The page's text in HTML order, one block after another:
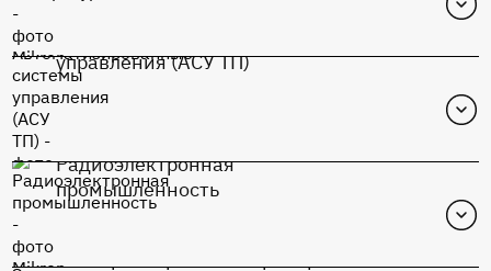
Перейти в каталог
Перейти в каталог
К1948ВК015
управления (АСУ ТП)
Радиоэлектронная
промышленность